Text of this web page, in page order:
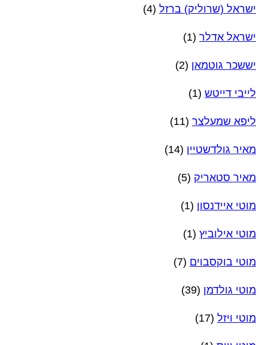
ישראל (שרוליק) ברזל (4)
ישראל אדלר (1)
יששכר גוטמאן (2)
לייבי דייטש (1)
ליפא שמעלצר (11)
מאיר גולדשטיין (14)
מאיר סטאריק (5)
מוטי איידנסון (1)
מוטי אילוביץ (1)
מוטי בוקסבוים (7)
מוטי גולדמן (39)
מוטי ויזל (17)